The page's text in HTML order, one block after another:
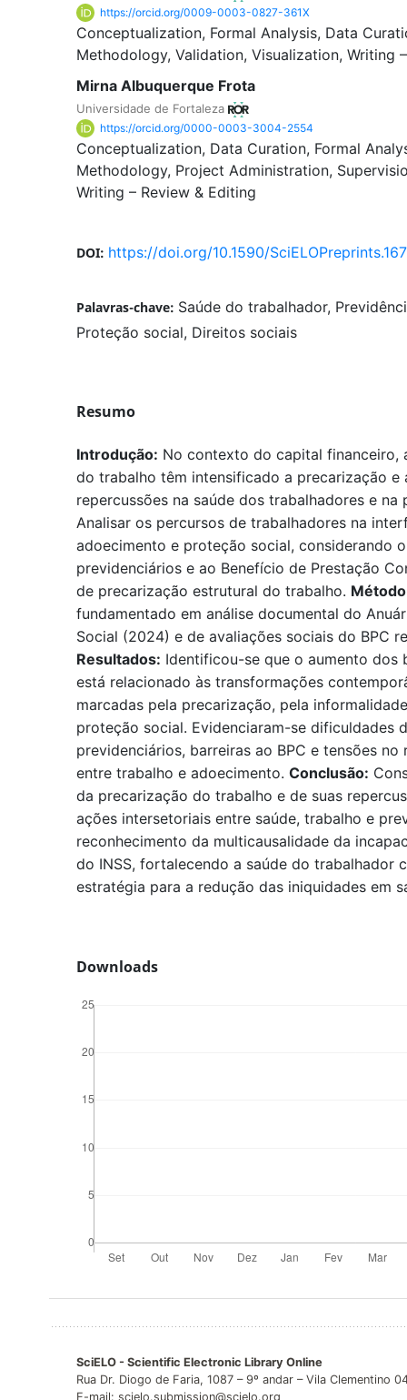
https://orcid.org/0009-0003-0827-361X
Conceptualization Formal Analysis Data
Methodology Validation Visualization Writing
Mirna Albuquerque Frota
Universidade de Fortaleza
https://orcid.org/0000-0003-3004-2554
Conceptualization Data Curation Formal
Methodology Project Administration
Writing – Review & Editing
DOI: https://doi.org/10.1590/
Palavras-chave: Saúde do trabalhador,
Proteção social, Direitos sociais
Resumo
Introdução: No contexto do capital financeiro,
do trabalho têm intensificado a precarização e
repercussões na saúde dos trabalhadores e na
Analisar os percursos de trabalhadores na
adoecimento e proteção social, considerando
previdenciários e ao Benefício de Prestação
de precarização estrutural do trabalho.
fundamentado em análise documental do
Social (2024) e de avaliações sociais do BPC
Resultados: Identificou-se que o aumento dos
está relacionado às transformações
marcadas pela precarização, pela
proteção social. Evidenciaram-se dificuldades
previdenciários, barreiras ao BPC e tensões
entre trabalho e adoecimento. Conclusão:
da precarização do trabalho e de suas
ações intersetoriais entre saúde, trabalho e
reconhecimento da multicausalidade da
do INSS, fortalecendo a saúde do trabalhador
estratégia para a redução das iniquidades em
Downloads
SciELO - Scientific Electronic Library Online
Rua Dr. Diogo de Faria, 1087 – 9º andar – Vila Clementino
E-mail: scielo.submission@scielo.org